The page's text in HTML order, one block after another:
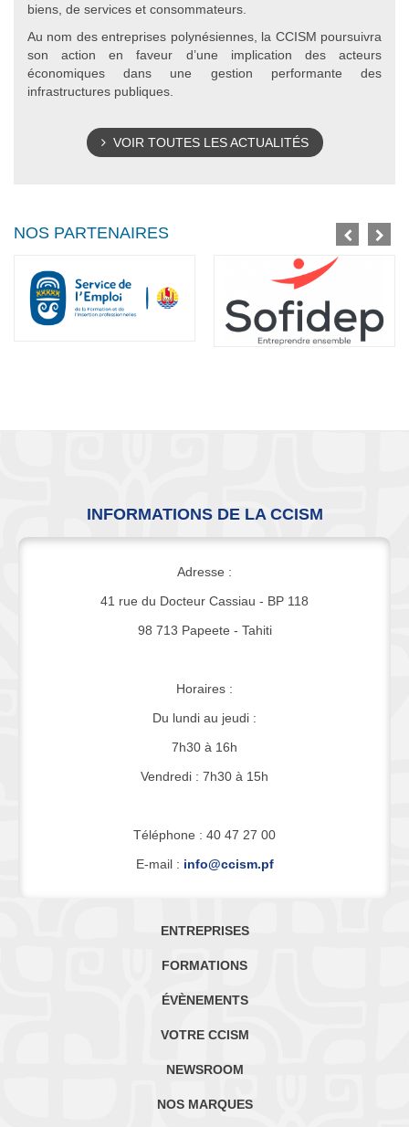
biens, de services et consommateurs.
Au nom des entreprises polynésiennes, la CCISM poursuivra
son action en faveur d’une implication des acteurs
économiques dans une gestion performante des
infrastructures publiques.
VOIR TOUTES LES ACTUALITÉS
NOS PARTENAIRES
INFORMATIONS DE LA CCISM
Adresse :
41 rue du Docteur Cassiau - BP 118
98 713 Papeete - Tahiti
Horaires :
Du lundi au jeudi :
7h30 à 16h
Vendredi : 7h30 à 15h
Téléphone : 40 47 27 00
E-mail : info@ccism.pf
ENTREPRISES
FORMATIONS
ÉVÈNEMENTS
VOTRE CCISM
NEWSROOM
NOS MARQUES